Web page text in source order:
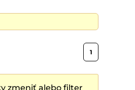
1
zmeniť alebo filter